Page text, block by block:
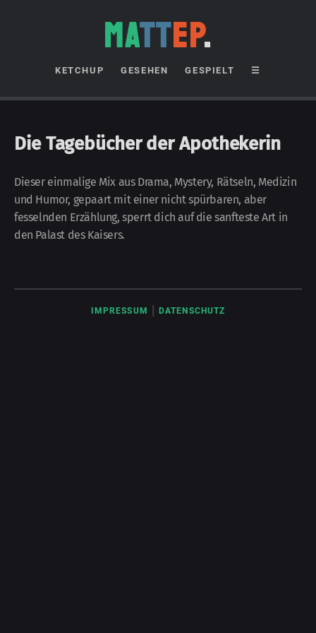
MATTEP.
KETCHUP GESEHEN GESPIELT ☰
Die Tagebücher der Apothekerin
Dieser einmalige Mix aus Drama, Mystery, Rätseln, Medizin
und Humor, gepaart mit einer nicht spürbaren, aber
fesselnden Erzählung, sperrt dich auf die sanfteste Art in
den Palast des Kaisers.
IMPRESSUM DATENSCHUTZ